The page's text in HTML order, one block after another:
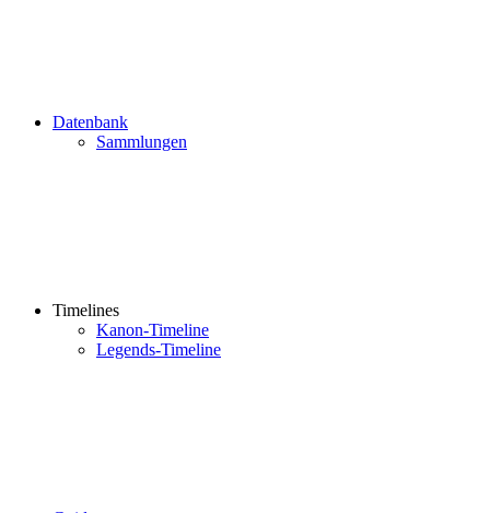
Datenbank
Sammlungen
Timelines
Kanon-Timeline
Legends-Timeline